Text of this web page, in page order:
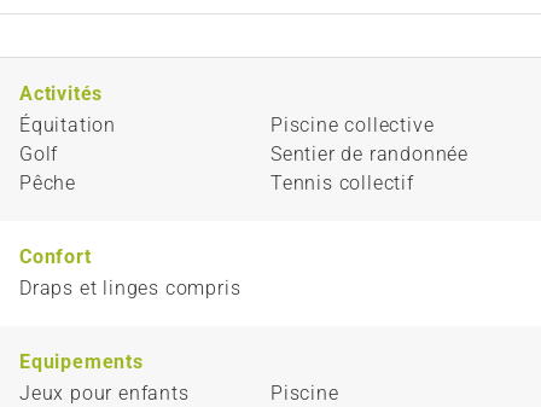
Activités
Équitation
Golf
Pêche
Piscine collective
Sentier de randonnée
Tennis collectif
Confort
Draps et linges compris
Equipements
Jeux pour enfants
Piscine